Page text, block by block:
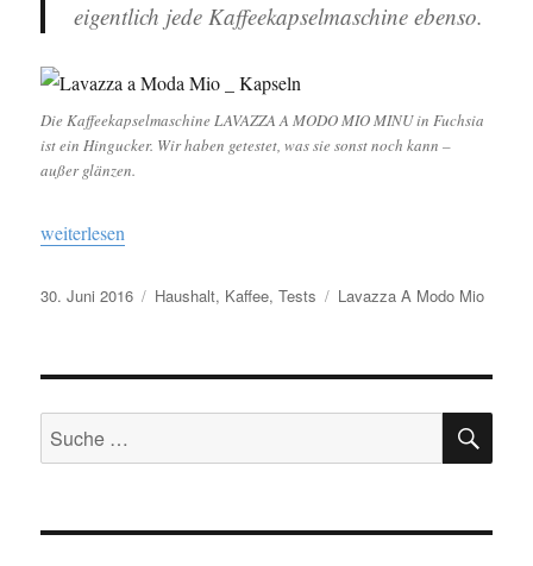
eigentlich jede Kaffeekapselmaschine ebenso.
Die Kaffeekapselmaschine LAVAZZA A MODO MIO MINU in Fuchsia
ist ein Hingucker. Wir haben getestet, was sie sonst noch kann –
außer glänzen.
„Lavazza A Modo Mio“
weiterlesen
Veröffentlicht
30. Juni 2016 Kategorien
Haushalt, Kaffee,Tests Schlagwörter
Lavazza A Modo Mio
Suche
nach: